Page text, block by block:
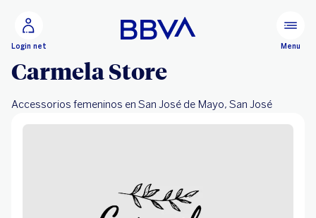
Configurar
Login net Menu
Carmela Store
Accessorios femeninos en San José de Mayo, San José